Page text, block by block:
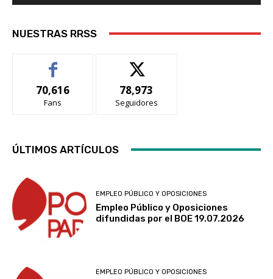
NUESTRAS RRSS
70,616
Fans
78,973
Seguidores
ÚLTIMOS ARTÍCULOS
EMPLEO PÚBLICO Y OPOSICIONES
Empleo Público y Oposiciones
difundidas por el BOE 19.07.2026
EMPLEO PÚBLICO Y OPOSICIONES